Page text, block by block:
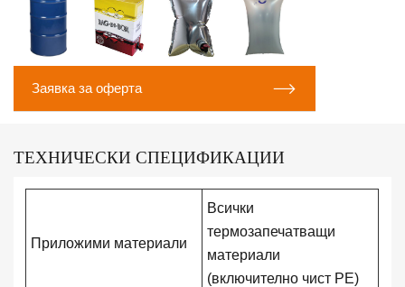
Заявка за оферта 
ТЕХНИЧЕСКИ СПЕЦИФИКАЦИИ
Приложими материали
Всички
термозапечатващи
материали
(включително чист PE)